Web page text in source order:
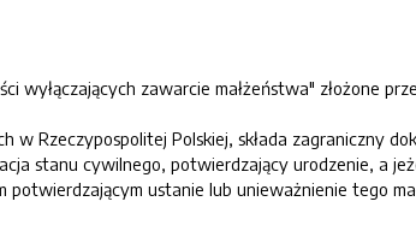
wyłączających zawarcie małżeństwa" złożone
w Rzeczypospolitej Polskiej, składa zagraniczny
stanu cywilnego, potwierdzający urodzenie, a
potwierdzającym ustanie lub unieważnienie tego